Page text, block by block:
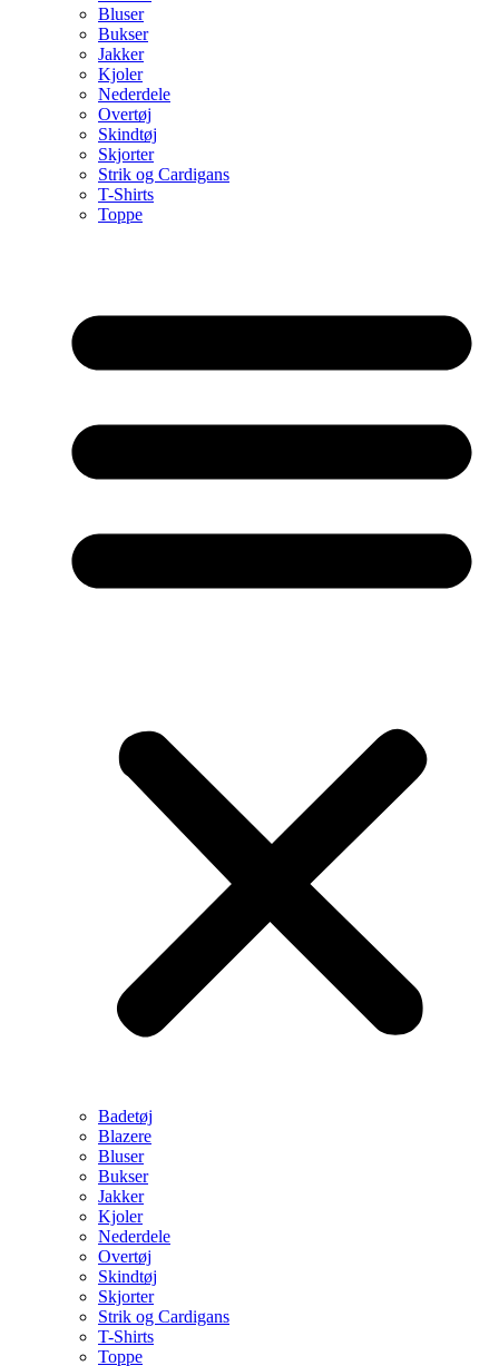
Bluser
Bukser
Jakker
Kjoler
Nederdele
Overtøj
Skindtøj
Skjorter
Strik og Cardigans
T-Shirts
Toppe
Badetøj
Blazere
Bluser
Bukser
Jakker
Kjoler
Nederdele
Overtøj
Skindtøj
Skjorter
Strik og Cardigans
T-Shirts
Toppe